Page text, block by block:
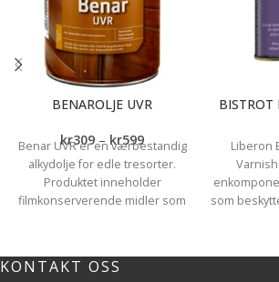
BENAROLJE UVR
kr309 – kr599
Benar UVR er en værbestandig
alkydolje for edle tresorter.
Produktet inneholder
filmkonserverende midler som
farge *Gir elastisk og vannfast
beskyttelse *Inneholder
BISTROT
Liberon
som
baderom,
KONTAKT OSS